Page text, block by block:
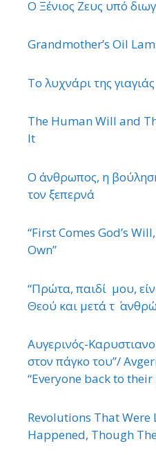
Ο Ξένιος Ζευς υπό
Grandmother’s Oil
Το λυχνάρι της γιαγιάς
The Human Will and
It
Ο άνθρωπος, η
τον ξεπερνά
“First Comes God’s
Own”
“Πρώτα, παιδί μου,
Θεού και μετά τ ΄
Αυγερινός-
στον πάγκο του”/
“Εveryone back to their
Revolutions That
Happened, Though